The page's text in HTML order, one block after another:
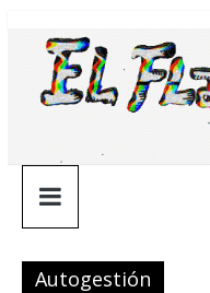
contenido
¯\_(ツ)_/
¯
Autogestión